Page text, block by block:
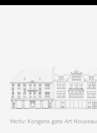
Motiv: Kongens gate Art Nouveau